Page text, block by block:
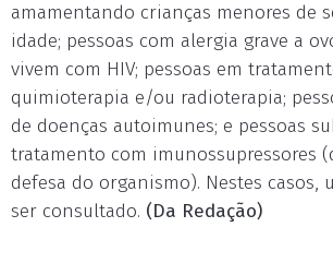
amamentando crianças menores de
idade; pessoas com alergia grave a
vivem com HIV; pessoas em
quimioterapia e/ou radioterapia;
de doenças autoimunes; e pessoas
tratamento com imunossupressores
defesa do organismo). Nestes casos,
ser consultado. (Da Redação)